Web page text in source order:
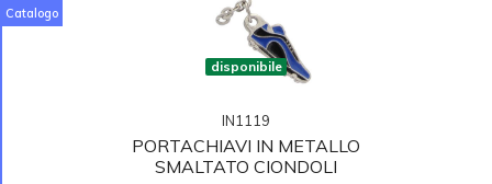
Catalogo
disponibile
IN1119
PORTACHIAVI IN METALLO
SMALTATO CIONDOLI